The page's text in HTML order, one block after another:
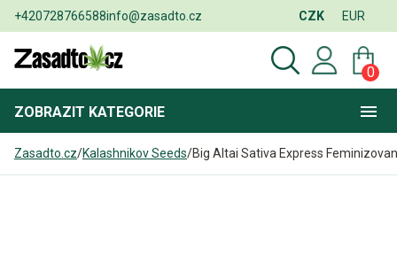
+420728766588info@zasadto.cz CZK EUR
0
ZOBRAZIT KATEGORIE
Zasadto.cz/Kalashnikov Seeds/Big Altai Sativa Express